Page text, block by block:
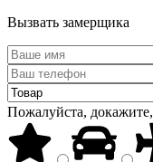
Вызвать замерщика
Пожалуйста,